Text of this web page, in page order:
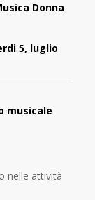
Donna
5, luglio
musicale
nelle attività